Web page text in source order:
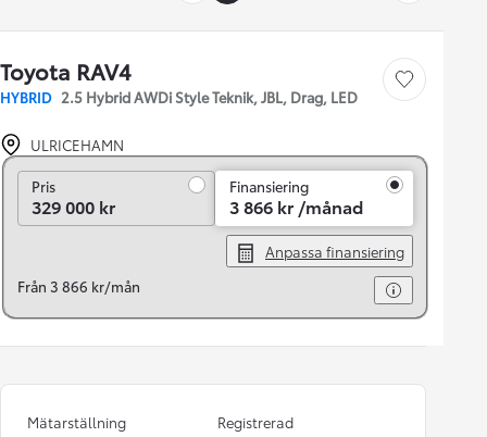
Toyota RAV4
HYBRID 2.5 Hybrid AWDi Style Teknik, JBL, Drag, LED
Save car
ULRICEHAMN
PrisPris
329 000 kr
Finansiering
3 866 kr /månad
Anpassa finansiering
Från 3 866 kr/mån
Mätarställning
Registrerad